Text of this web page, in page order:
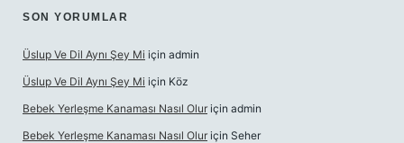
SON YORUMLAR
Üslup Ve Dil Aynı Şey Mi için admin
Üslup Ve Dil Aynı Şey Mi için Köz
Bebek Yerleşme Kanaması Nasıl Olur için admin
Bebek Yerleşme Kanaması Nasıl Olur için Seher